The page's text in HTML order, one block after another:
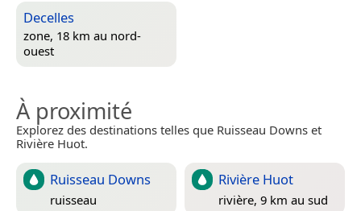
Decelles
zone, 18 km au nord-
ouest
À proximité
Explorez des destinations telles que Ruisseau Downs et
Rivière Huot.
Ruisseau Downs
ruisseau
Rivière Huot
rivière, 9 km au sud